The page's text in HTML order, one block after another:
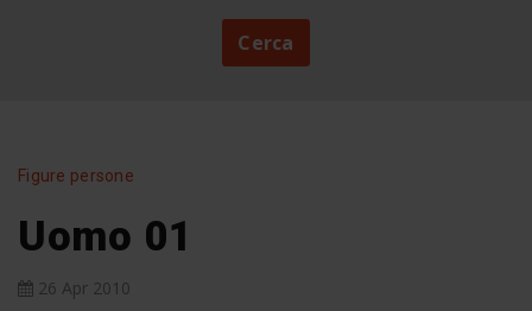
Cerca
Figure persone
Uomo 01
26 Apr 2010